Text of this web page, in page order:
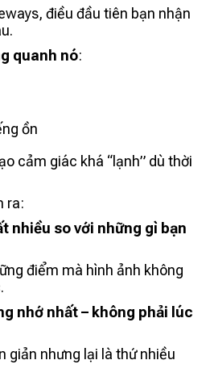
điều đầu tiên bạn nhận
quanh nó:
ồn
cảm giác khá “lạnh” dù thời
ra:
nhiều so với những gì bạn
điểm mà hình ảnh không
nhớ nhất – không phải lúc
giản nhưng lại là thứ nhiều